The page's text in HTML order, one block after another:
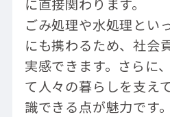
に直接関わります。
ごみ処理や水処理とい
にも携わるため、社会
実感できます。さらに
て人々の暮らしを支え
識できる点が魅力です。